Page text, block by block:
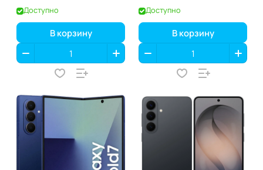
Доступно
В корзину
Доступно
В корзину